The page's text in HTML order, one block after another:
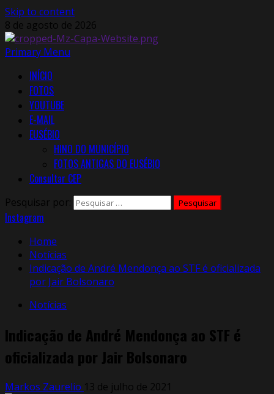
Skip to content
8 de agosto de 2026
Primary Menu
INÍCIO
FOTOS
YOUTUBE
E-MAIL
EUSÉBIO
HINO DO MUNICÍPIO
FOTOS ANTIGAS DO EUSÉBIO
Consultar CEP
Pesquisar por:
Instagram
Home
Notícias
Indicação de André Mendonça ao STF é oficializada
por Jair Bolsonaro
Notícias
Indicação de André Mendonça ao STF é
oficializada por Jair Bolsonaro
Markos Zaurelio 13 de julho de 2021